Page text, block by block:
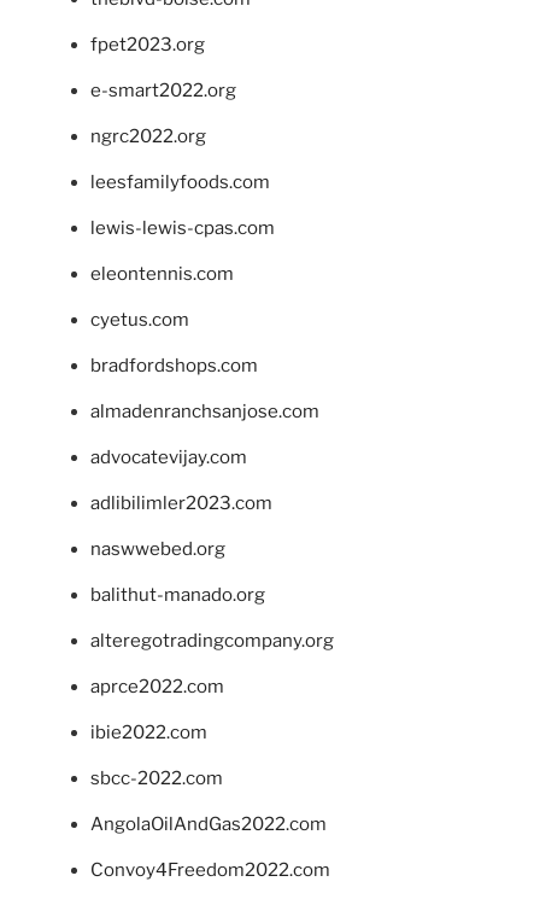
fpet2023.org
e-smart2022.org
ngrc2022.org
leesfamilyfoods.com
lewis-lewis-cpas.com
eleontennis.com
cyetus.com
bradfordshops.com
almadenranchsanjose.com
advocatevijay.com
adlibilimler2023.com
naswwebed.org
balithut-manado.org
alteregotradingcompany.org
aprce2022.com
ibie2022.com
sbcc-2022.com
AngolaOilAndGas2022.com
Convoy4Freedom2022.com